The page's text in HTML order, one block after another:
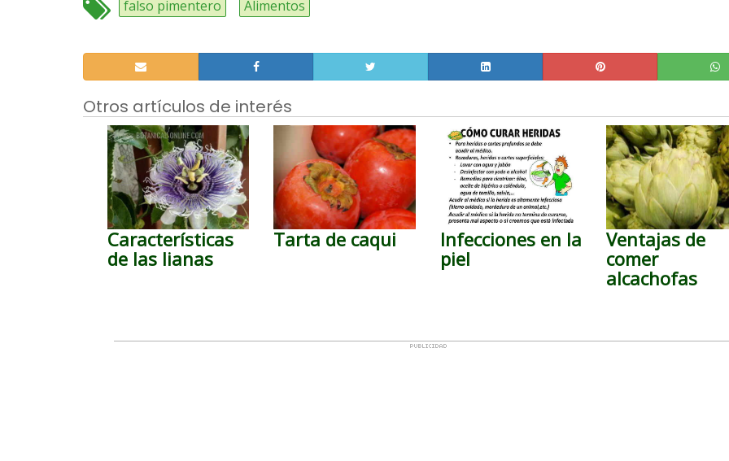
falso pimentero Alimentos
Otros artículos de interés
Características
de las lianas
Tarta de caqui
Infecciones en la
piel
Ventajas de
comer
alcachofas